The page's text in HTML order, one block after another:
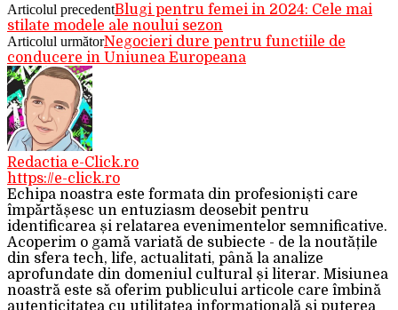
Articolul precedentBlugi pentru femei in 2024: Cele mai
stilate modele ale noului sezon
Articolul următorNegocieri dure pentru functiile de
conducere in Uniunea Europeana
Redactia e-Click.ro
https://e-click.ro
Echipa noastra este formata din profesioniști care
împărtășesc un entuziasm deosebit pentru
identificarea și relatarea evenimentelor semnificative.
Acoperim o gamă variată de subiecte - de la noutățile
din sfera tech, life, actualitati, până la analize
aprofundate din domeniul cultural și literar. Misiunea
noastră este să oferim publicului articole care îmbină
autenticitatea cu utilitatea informațională și puterea